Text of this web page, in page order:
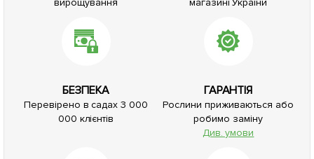
БЕЗПЕКА
Перевірено в садах 3 000
000 клієнтів
ГАРАНТІЯ
Рослини приживаються або
робимо заміну
Див. умови